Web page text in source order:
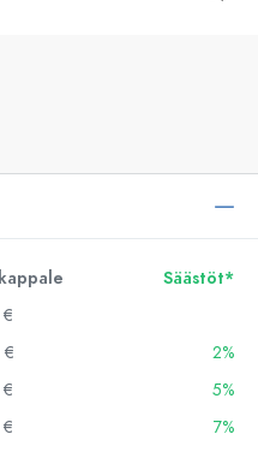
Säästöt*
2%
5%
7%